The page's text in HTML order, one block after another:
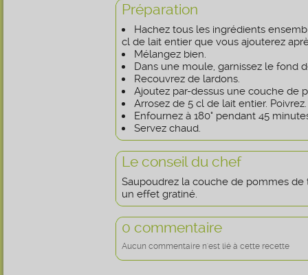
Préparation
Hachez tous les ingrédients
cl de lait entier que vous ajouterez
Mélangez bien.
Dans une moule, garnissez le fond
Recouvrez de lardons.
Ajoutez par-dessus une couche de
Arrosez de 5 cl de lait entier. Poivrez.
Enfournez à 180° pendant 45
Servez chaud.
Le conseil du chef
Saupoudrez la couche de pommes
un effet gratiné.
0 commentaire
Aucun commentaire n'est lié à cette recette